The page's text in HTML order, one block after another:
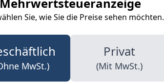
Sie, wie Sie die Preise sehen möchten.
MwSt.)
Privat
(Mit MwSt.)
und der
ist
und die
Wahl